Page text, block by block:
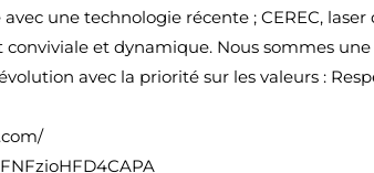
une technologie récente ; CEREC,
conviviale et dynamique. Nous sommes
avec la priorité sur les valeurs :